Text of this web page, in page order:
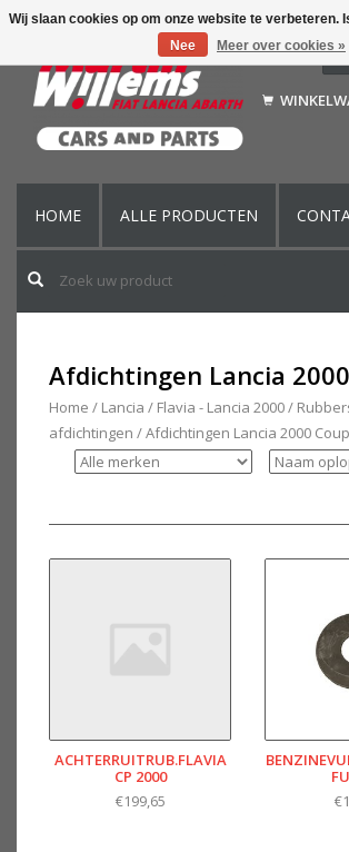
HOME ALLE PRODUCTEN
Afdichtingen Lancia
Home / Lancia / Flavia - Lancia 2000/
afdichtingen /Afdichtingen Lancia 2000
ACHTERRUITRUB.FLAVIA
CP 2000
€199,65
Wij slaan cookies op om onze website te verbeteren.
Nee
Meer over cookies »